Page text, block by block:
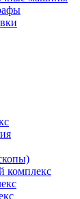
комплекс